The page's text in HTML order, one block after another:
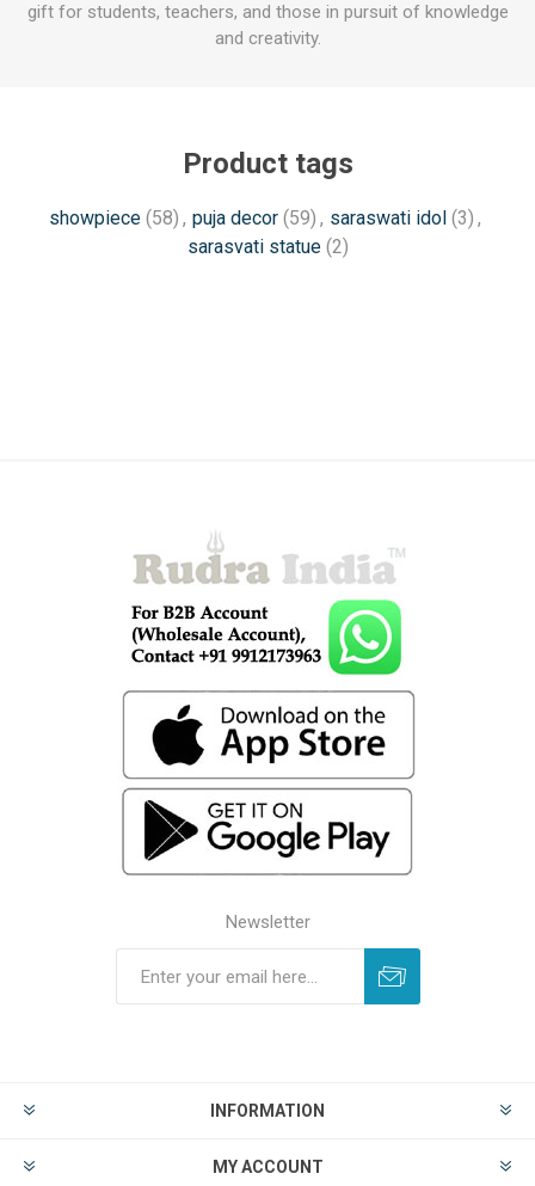
gift for students, teachers, and those in pursuit of knowledge
and creativity.
Product tags
showpiece (58) , puja decor (59) , saraswati idol (3) ,
sarasvati statue (2)
Newsletter
INFORMATION
MY ACCOUNT